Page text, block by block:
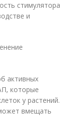
стимулятора
и
активных
которые
у растений.
вмещать